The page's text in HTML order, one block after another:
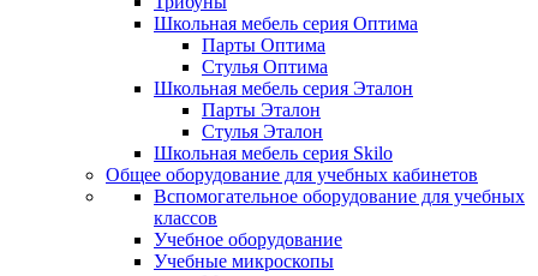
Школьная мебель серия Оптима
Парты Оптима
Стулья Оптима
Школьная мебель серия Эталон
Парты Эталон
Стулья Эталон
Школьная мебель серия Skilo
Общее оборудование для учебных кабинетов
Вспомогательное оборудование для учебных
классов
Учебное оборудование
Учебные микроскопы